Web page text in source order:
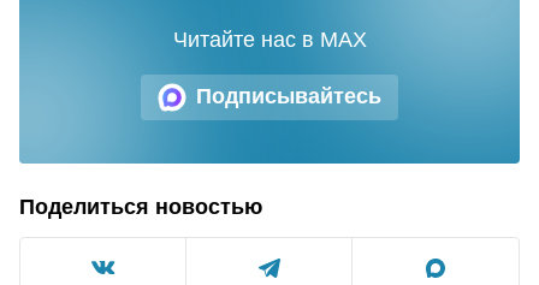
Подписывайтесь
Читайте нас в MAX
Поделиться новостью